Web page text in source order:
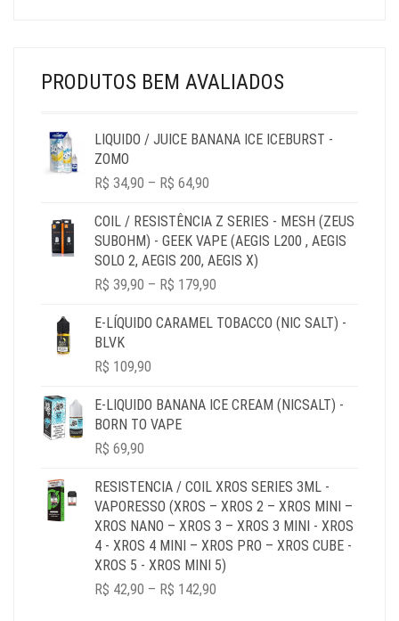
PRODUTOS BEM AVALIADOS
LIQUIDO / JUICE BANANA ICE ICEBURST -
ZOMO
R$ 34,90 – R$ 64,90
R$ 34,90
THROUGH
R$ 64,90
COIL / RESISTÊNCIA Z SERIES - MESH (ZEUS
SUBOHM) - GEEK VAPE (AEGIS L200 , AEGIS
SOLO 2, AEGIS 200, AEGIS X)
R$ 39,90 – R$ 179,90
R$ 39,90
E-LÍQUIDO CARAMEL TOBACCO (NIC SALT) -
BLVK
R$ 109,90
E-LIQUIDO BANANA ICE CREAM (NICSALT) -
BORN TO VAPE
R$ 69,90
RESISTENCIA / COIL XROS SERIES 3ML -
VAPORESSO (XROS – XROS 2 – XROS MINI –
XROS NANO – XROS 3 – XROS 3 MINI - XROS
4 - XROS 4 MINI – XROS PRO – XROS CUBE -
XROS 5 - XROS MINI 5)
R$ 42,90 – R$ 142,90